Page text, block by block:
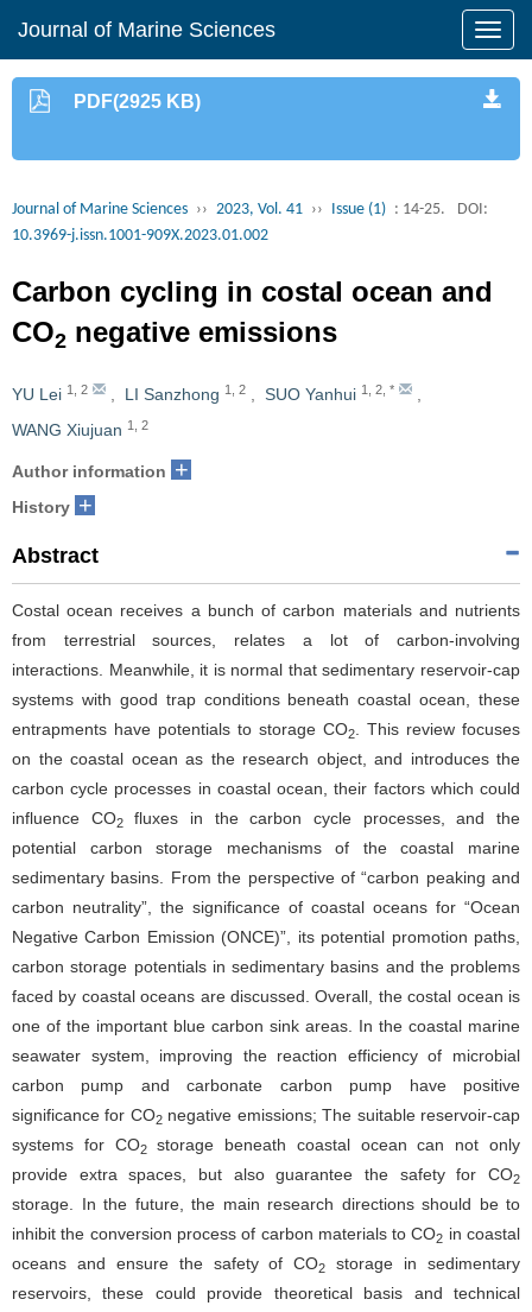
Journal of Marine Sciences
PDF(2925 KB)
Journal of Marine Sciences ›› 2023, Vol. 41 ›› Issue (1) : 14-25.
DOI:
10.3969-j.issn.1001-909X.2023.01.002
Carbon cycling in costal ocean and
CO2 negative emissions
YU Lei 1 2 LI Sanzhong 1 2 SUO Yanhui 1 2 *
WANG Xiujuan 1 2
Author information +
History +
Abstract
Costal ocean receives a bunch of carbon materials and nutrients
from terrestrial sources, relates a lot of carbon-involving
interactions. Meanwhile, it is normal that sedimentary reservoir-cap
systems with good trap conditions beneath coastal ocean, these
entrapments have potentials to storage CO2
. This review focuses
on the coastal ocean as the research object, and introduces the
carbon cycle processes in coastal ocean, their factors which could
influence CO2fluxes in the carbon cycle processes, and the
potential carbon storage mechanisms of the coastal marine
sedimentary basins. From the perspective of “carbon peaking and
carbon neutrality”, the significance of coastal oceans for “Ocean
Negative Carbon Emission (ONCE)”, its potential promotion paths,
carbon storage potentials in sedimentary basins and the problems
faced by coastal oceans are discussed. Overall, the costal ocean is
one of the important blue carbon sink areas. In the coastal marine
seawater system, improving the reaction efficiency of microbial
carbon pump and carbonate carbon pump have positive
significance for CO2negative emissions; The suitable reservoir-cap
systems for CO2storage beneath coastal ocean can not only
provide extra spaces, but also guarantee the safety for CO2
storage. In the future, the main research directions should be to
inhibit the conversion process of carbon materials to CO2 in coastal
oceans and ensure the safety of CO2
storage in sedimentary
reservoirs, these could provide theoretical basis and technical